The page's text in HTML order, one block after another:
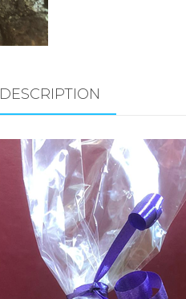
DESCRIPTION